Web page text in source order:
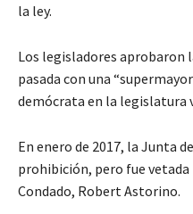
la ley.
Los legisladores aprobaron
pasada con una
demócrata en la legislatura
En enero de 2017, la Junta
prohibición, pero fue
Condado, Robert Astorino.